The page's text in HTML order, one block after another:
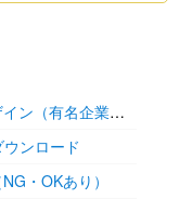
今すぐ真似たい資料ダウンロードのデザイン（有名企業の参考あり）
ンロード
・OKあり）